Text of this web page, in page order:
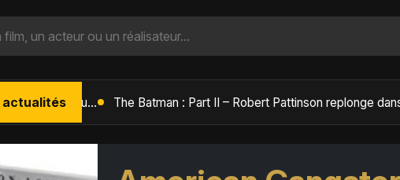
actualités L'Âge de Glace : Le Réveil du Volcan – Manny, Sid et Diego de retour pour une aventure explosive